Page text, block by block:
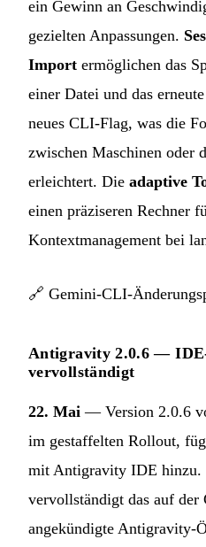
ein Gewinn an
gezielten Anpassungen.
Import ermöglichen das
einer Datei und das
neues CLI-Flag, was die
zwischen Maschinen oder
erleichtert. Die adaptive
einen präziseren Rechner
Kontextmanagement bei
🔗 Gemini-CLI-
Antigravity 2.0.6 —
vervollständigt
22. Mai — Version 2.0.6
im gestaffelten Rollout,
mit Antigravity IDE hinzu.
vervollständigt das auf der
angekündigte Antigravity-